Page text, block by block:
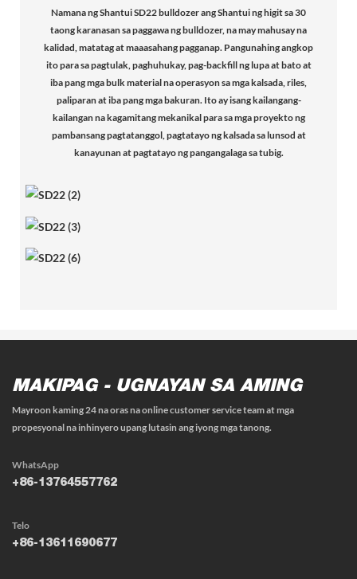
Namana ng Shantui SD22 bulldozer ang Shantui ng higit sa 30
taong karanasan sa paggawa ng bulldozer, na may mahusay na
kalidad, matatag at maaasahang pagganap. Pangunahing angkop
ito para sa pagtulak, paghuhukay, pag-backfill ng lupa at bato at
iba pang mga bulk material na operasyon sa mga kalsada, riles,
paliparan at iba pang mga bakuran. Ito ay isang kailangang-
kailangan na kagamitang mekanikal para sa mga proyekto ng
pambansang pagtatanggol, pagtatayo ng kalsada sa lunsod at
kanayunan at pagtatayo ng pangangalaga sa tubig.
MAKIPAG - UGNAYAN SA AMING
Mayroon kaming 24 na oras na online customer service team at mga
propesyonal na inhinyero upang lutasin ang iyong mga tanong.
WhatsApp
+86-13764557762
Telo
+86-13611690677